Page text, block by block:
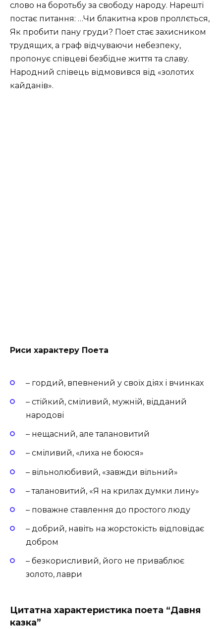
слово на боротьбу за свободу народу. Нарешті
постає питання: …Чи блакитна кров проллється,
Як пробити пану груди? Поет стає захисником
трудящих, а граф відчуваючи небезпеку,
пропонує співцеві безбідне життя та славу.
Народний співець відмовився від «золотих
кайданів».
Риси характеру Поета
– гордий, впевнений у своїх діях і вчинках
– стійкий, сміливий, мужній, відданий
народові
– нещасний, але талановитий
– сміливий, «лиха не боюся»
– вільнолюбивий, «завжди вільний»
– талановитий, «Я на крилах думки лину»
– поважне ставлення до простого люду
– добрий, навіть на жорстокість відповідає
добром
– безкорисливий, його не приваблює
золото, лаври
Цитатна характеристика поета “Давня
казка”